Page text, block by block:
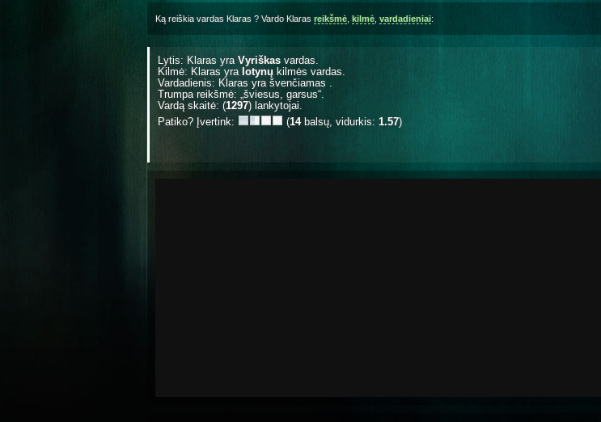
Ką reiškia vardas Klaras ? Vardo Klaras reikšmė kilmė vardadieniai:
Lytis: Klaras yra Vyriškas vardas.
Kilmė: Klaras yra lotynų kilmės vardas.
Vardadienis: Klaras yra švenčiamas
Trumpa reikšmė: „šviesus, garsus“.
Vardą skaitė: (1297) lankytojai.
Patiko? Įvertink:
(14balsų, vidurkis: 1.57)